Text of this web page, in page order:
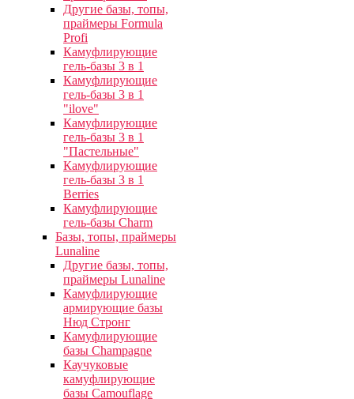
Другие базы, топы,
праймеры Formula
Profi
Камуфлирующие
гель-базы 3 в 1
Камуфлирующие
гель-базы 3 в 1
"ilove"
Камуфлирующие
гель-базы 3 в 1
"Пастельные"
Камуфлирующие
гель-базы 3 в 1
Berries
Камуфлирующие
гель-базы Charm
Базы, топы, праймеры
Lunaline
Другие базы, топы,
праймеры Lunaline
Камуфлирующие
армирующие базы
Нюд Стронг
Камуфлирующие
базы Champagne
Каучуковые
камуфлирующие
базы Camouflage